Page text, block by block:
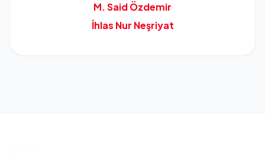
M. Said Özdemir
İhlas Nur Neşriyat